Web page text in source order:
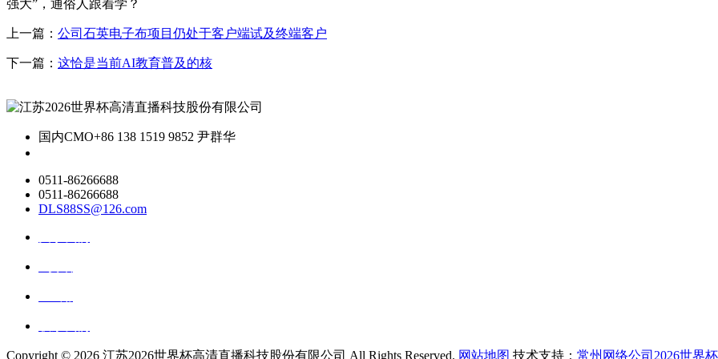
强大”，通俗人跟着学？
上一篇： 公司石英电子布项目仍处于客户端试及终端客户
下一篇： 这恰是当前AI教育普及的核
国内CMO+86 138 1519 9852 尹群华
0511-86266688
0511-86266688
DLS88SS@126.com
Copyright © 2026 江苏2026世界杯高清直播科技股份有限公司 All Rights Reserved. 网站地图 技术支持： 常州网络公司2026世界